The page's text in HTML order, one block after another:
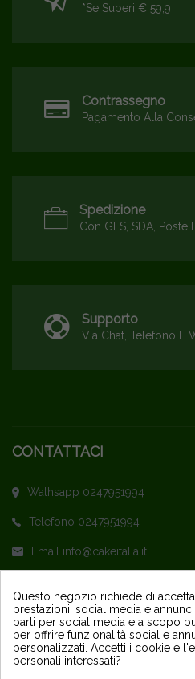
*se Superi € 59,9
Contrassegno
Pagamento Alla
Spedizione
Con GLS, SDA, Poste
Supporto
Via Chat, Telefono E
CONTATTACI
Wathsapp 0247951994
Telefono 0247951994
Email info@cakeitalia.it
dalle ore 9,30 alle 14 e dalle 15
Questo negozio richiede di
prestazioni, social media e
parti per social media e a scopo
per offrire funzionalità social e
personalizzati. Accetti i cookie e
personali interessati?